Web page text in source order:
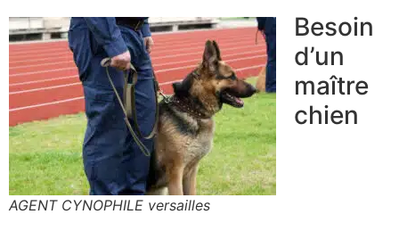
AGENT CYNOPHILE versailles
Besoin
d’un
maître
chien